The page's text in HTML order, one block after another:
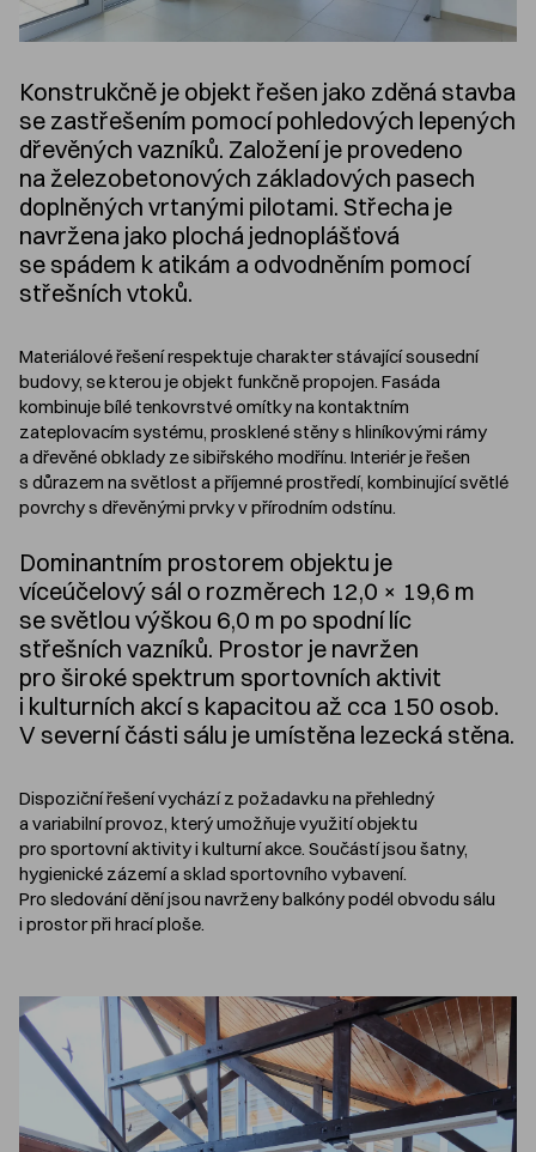
Konstrukčně je objekt řešen jako zděná stavba
se zastřešením pomocí pohledových lepených
dřevěných vazníků. Založení je provedeno
na železobetonových základových pasech
doplněných vrtanými pilotami. Střecha je
navržena jako plochá jednoplášťová
se spádem k atikám a odvodněním pomocí
střešních vtoků.
Materiálové řešení respektuje charakter stávající sousední
budovy, se kterou je objekt funkčně propojen. Fasáda
kombinuje bílé tenkovrstvé omítky na kontaktním
zateplovacím systému, prosklené stěny s hliníkovými rámy
a dřevěné obklady ze sibiřského modřínu. Interiér je řešen
s důrazem na světlost a příjemné prostředí, kombinující světlé
povrchy s dřevěnými prvky v přírodním odstínu.
Dominantním prostorem objektu je
víceúčelový sál o rozměrech 12,0 × 19,6 m
se světlou výškou 6,0 m po spodní líc
střešních vazníků. Prostor je navržen
pro široké spektrum sportovních aktivit
i kulturních akcí s kapacitou až cca 150 osob.
V severní části sálu je umístěna lezecká stěna.
Dispoziční řešení vychází z požadavku na přehledný
a variabilní provoz, který umožňuje využití objektu
pro sportovní aktivity i kulturní akce. Součástí jsou šatny,
hygienické zázemí a sklad sportovního vybavení.
Pro sledování dění jsou navrženy balkóny podél obvodu sálu
i prostor při hrací ploše.